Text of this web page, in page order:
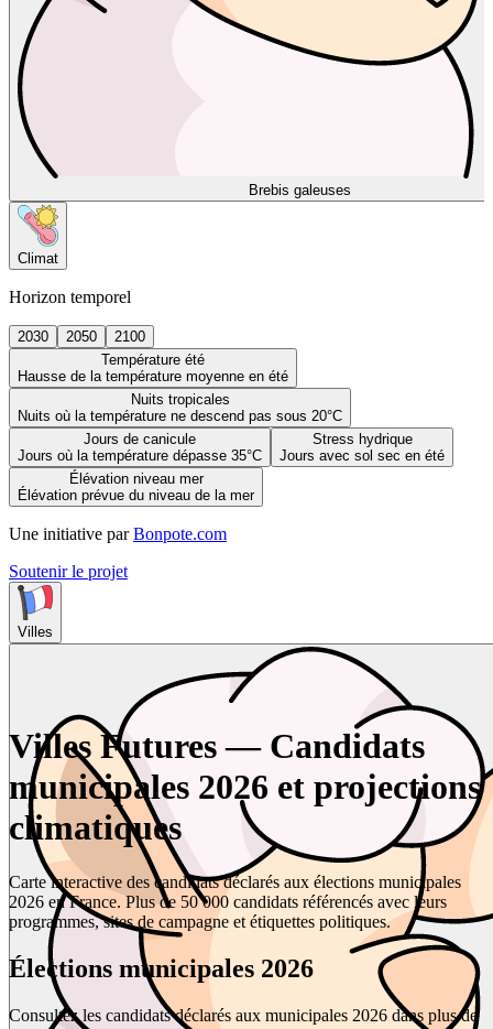
Brebis galeuses
Climat
Horizon temporel
2030 2050
2100
Température été
Hausse de la température moyenne en été
Nuits tropicales
Nuits où la température ne descend pas sous 20°C
Jours de canicule
Jours où la température dépasse 35°C
Stress hydrique
Jours avec sol sec en été
Élévation niveau mer
Élévation prévue du niveau de la mer
Une initiative par Bonpote.com
Soutenir le projet
Villes
Villes Futures — Candidats
municipales 2026 et projections
climatiques
Carte interactive des candidats déclarés aux élections municipales
2026 en France. Plus de 50 000 candidats référencés avec leurs
programmes, sites de campagne et étiquettes politiques.
Élections municipales 2026
Consultez les candidats déclarés aux municipales 2026 dans plus de